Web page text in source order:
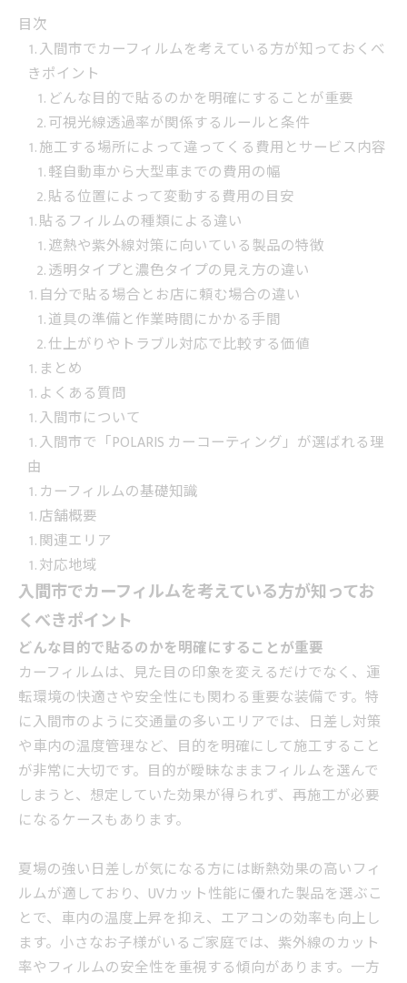
目次
入間市でカーフィルムを考えている方が知っておくべ
きポイント
どんな目的で貼るのかを明確にすることが重要
可視光線透過率が関係するルールと条件
施工する場所によって違ってくる費用とサービス内容
軽自動車から大型車までの費用の幅
貼る位置によって変動する費用の目安
貼るフィルムの種類による違い
遮熱や紫外線対策に向いている製品の特徴
透明タイプと濃色タイプの見え方の違い
自分で貼る場合とお店に頼む場合の違い
道具の準備と作業時間にかかる手間
仕上がりやトラブル対応で比較する価値
まとめ
よくある質問
入間市について
入間市で「POLARIS カーコーティング」が選ばれる理
由
カーフィルムの基礎知識
店舗概要
関連エリア
対応地域
入間市でカーフィルムを考えている方が知ってお
くべきポイント
どんな目的で貼るのかを明確にすることが重要
カーフィルムは、見た目の印象を変えるだけでなく、運
転環境の快適さや安全性にも関わる重要な装備です。特
に入間市のように交通量の多いエリアでは、日差し対策
や車内の温度管理など、目的を明確にして施工すること
が非常に大切です。目的が曖昧なままフィルムを選んで
しまうと、想定していた効果が得られず、再施工が必要
になるケースもあります。
夏場の強い日差しが気になる方には断熱効果の高いフィ
ルムが適しており、UVカット性能に優れた製品を選ぶこ
とで、車内の温度上昇を抑え、エアコンの効率も向上し
ます。小さなお子様がいるご家庭では、紫外線のカット
率やフィルムの安全性を重視する傾向があります。一方